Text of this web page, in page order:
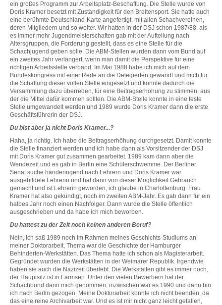
ein großes Programm zur Arbeitsplatz-Beschaffung. Die Stelle wurde von
Doris Kramer besetzt mit Zuständigkeit für den Breitensport. Sie hatte auch
eine berühmte Deutschland-Karte angefertigt. mit allen Schachvereinen,
deren Mitgliedern und so weiter. Wir hatten in der DSJ schon 1987/88, als
es immer mehr Jugendmeisterschaften gab mit der Aufteilung nach
Altersgruppen, die Forderung gestellt, dass es eine Stelle für die
Schachjugend geben solle. Die ABM-Stellen wurden dann vom Bund auf
ein zweites Jahr verlängert, wenn man damit die Perspektive für eine
richtigen Arbeitsstelle verband. Im Mai 1988 habe ich mich auf dem
Bundeskongress mit einer Rede an die Delegierten gewandt und mich für
die Schaffung dieser vollen Stelle eingesetzt und konnte dadurch die
Versammlung dazu überreden, für eine Beitragserhöhung zu stimmen, aus
der die Mittel dafür kommen sollten. Die ABM-Stelle konnte in eine feste
Stelle umgewandelt werden und 1989 wurde Doris Kramer dann die erste
Geschäftsführerin der DSJ.
Du bist aber ja nicht Doris Kramer...?
Haha, ja richtig. Ich habe die Beitragserhöhung durchgesetzt. Damit konnte
die Stelle finanziert werden und ich habe dann als Vorsitzender der DSJ
mit Doris Kramer gut zusammen gearbeitet. 1989 kam dann aber die
Wendezeit und es gab in Berlin eine Schülerschwemme. Der Berliner
Senat suche händeringend nach Lehrern und Doris Kramer war
ausgebildete Lehrerin und hat dann von dieser Möglichkeit Gebrauch
gemacht und ist Lehrerin geworden, ich glaube in Charlottenburg. Frau
Kramer hat also gekündigt, noch im zweiten ABM-Jahr. Es gab dann für ein
halbes Jahr noch einen Nachfolger. Dann wurde die Stelle öffentlich
ausgeschrieben und da habe ich mich beworben.
Du hattest zu der Zeit noch keinen anderen Beruf?
Nein, ich saß 1989 noch im Rahmen meines Geschichts-Studiums an
meiner Doktorarbeit, Thema war die Geschichte der Hamburger
Behinderten-Werkstätten. Das Thema hatte ich schon als Magisterarbeit.
Gegründet wurden die Werkstätten in der Weimarer Republik. Irgendwie
haben sie auch die Nazizeit überlebt. Die Werkstätten gibt es immer noch,
der Hauptsitz ist in Farmsen. Unter den vielen Bewerbern hat der
Schachbund dann mich genommen, inzwischen war es 1990 und dann bin
ich nach Berlin gezogen. Meine Doktorarbeit konnte ich nicht beenden, da
das eine reine Archivarbeit war. Und es ist mir nicht ganz leicht gefallen,